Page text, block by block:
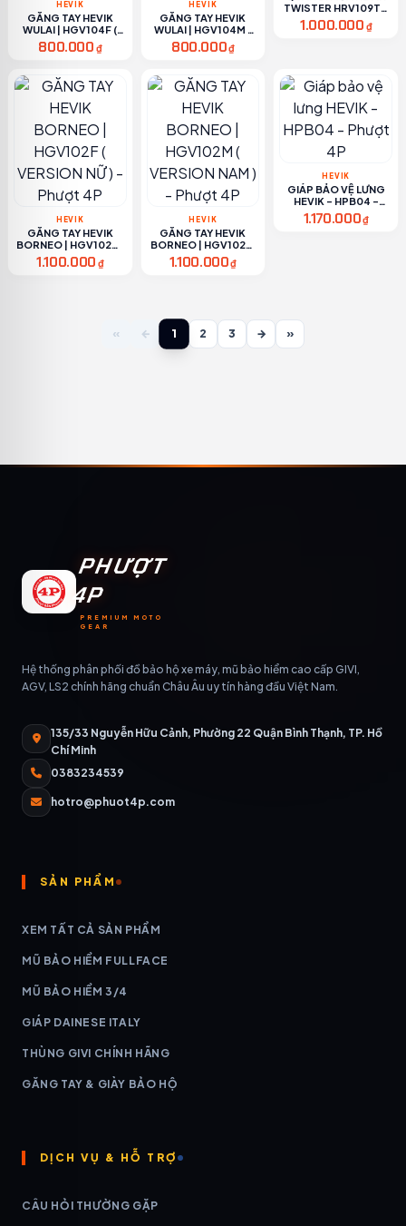
HEVIK
GĂNG TAY HEVIK
WULAI | HGV104F (
VERSION NỮ ) -
PHƯỢT 4P
800.000 ₫
HEVIK
GĂNG TAY HEVIK
WULAI | HGV104M (
VERSION NAM ) -
PHƯỢT 4P
800.000₫
TWISTER HRV109TT
- PHƯỢT 4P
1.000.000 ₫
HEVIK
GĂNG TAY HEVIK
BORNEO | HGV102F (
VERSION NỮ ) -
PHƯỢT 4P
1.100.000 ₫
HEVIK
GĂNG TAY HEVIK
BORNEO | HGV102M
( VERSION NAM ) -
PHƯỢT 4P
1.100.000₫
HEVIK
GIÁP BẢO VỆ LƯNG
HEVIK - HPB04 -
PHƯỢT 4P
1.170.000₫
« ← 1 2 3 → »
PHƯỢT
4P
PREMIUM MOTO
GEAR
Hệ thống phân phối đồ bảo hộ xe máy, mũ bảo hiểm cao cấp GIVI,
AGV, LS2 chính hãng chuẩn Châu Âu uy tín hàng đầu Việt Nam.
135/33 Nguyễn Hữu Cảnh, Phường 22 Quận Bình Thạnh, TP. Hồ
Chí Minh
0383234539
hotro@phuot4p.com
SẢN PHẨM
XEM TẤT CẢ SẢN PHẨM
MŨ BẢO HIỂM FULLFACE
MŨ BẢO HIỂM 3/4
GIÁP DAINESE ITALY
THÙNG GIVI CHÍNH HÃNG
GĂNG TAY & GIÀY BẢO HỘ
DỊCH VỤ & HỖ TRỢ
CÂU HỎI THƯỜNG GẶP